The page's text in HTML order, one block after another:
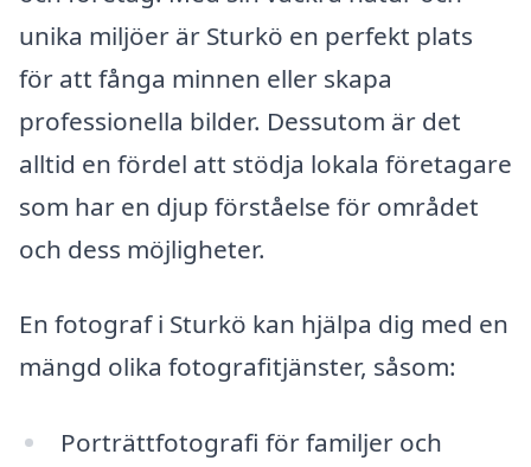
unika miljöer är Sturkö en perfekt plats
för att fånga minnen eller skapa
professionella bilder. Dessutom är det
alltid en fördel att stödja lokala företagare
som har en djup förståelse för området
och dess möjligheter.
En fotograf i Sturkö kan hjälpa dig med en
mängd olika fotografitjänster, såsom:
Porträttfotografi för familjer och